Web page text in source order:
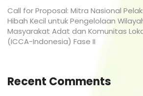
Call for Proposal: Mitra Nasional
Hibah Kecil untuk Pengelolaan
Masyarakat Adat dan Komunitas
(ICCA-Indonesia) Fase II
Recent Comments